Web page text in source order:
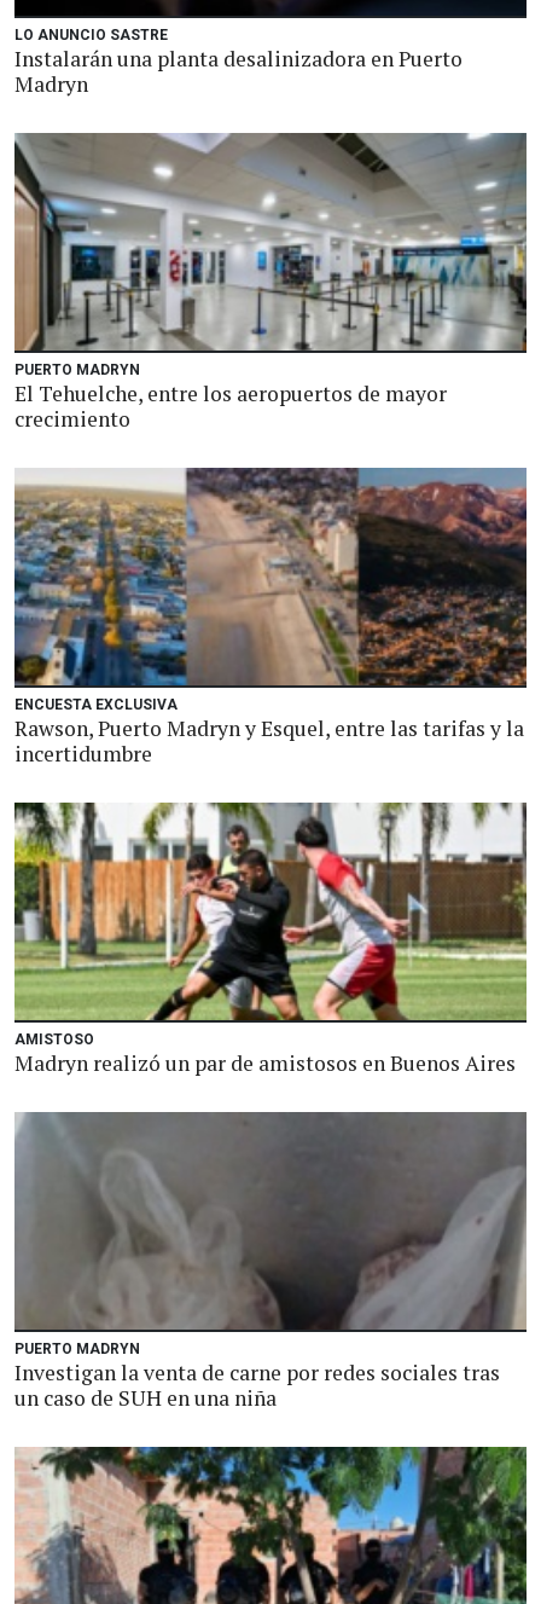
LO ANUNCIO SASTRE
Instalarán una planta desalinizadora en Puerto
Madryn
PUERTO MADRYN
El Tehuelche, entre los aeropuertos de mayor
crecimiento
ENCUESTA EXCLUSIVA
Rawson, Puerto Madryn y Esquel, entre las tarifas y la
incertidumbre
AMISTOSO
Madryn realizó un par de amistosos en Buenos Aires
PUERTO MADRYN
Investigan la venta de carne por redes sociales tras
un caso de SUH en una niña